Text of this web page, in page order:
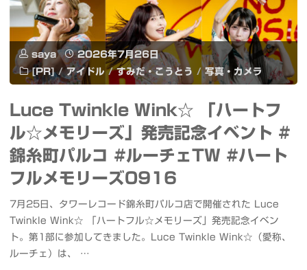
色
革
命
IDOL
Treasure
bottle
LIVE
真
#
奏
音
レ
ト
Jewel☆Garden
IDOL
Treasure
saya
2026年7月26日
[PR] / アイドル / すみだ・こうとう / 写真・カメラ
Luce Twinkle Wink☆ 「ハートフ
ル☆メモリーズ」発売記念イベント #
錦糸町パルコ #ルーチェTW #ハート
フルメモリーズ0916
7月25日、タワーレコード錦糸町パルコ店で開催された Luce
Twinkle Wink☆ 「ハートフル☆メモリーズ」発売記念イベン
ト。第1部に参加してきました。Luce Twinkle Wink☆（愛称、
ルーチェ）は、 …